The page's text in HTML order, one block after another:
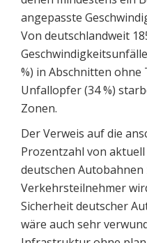
angepasste
Von deutschlandweit
%) in Abschnitten ohne
Unfallopfer (34 %)
Zonen.
Der Verweis auf die
Prozentzahl von
deutschen
Verkehrsteilnehmer
Sicherheit deutscher
wäre auch sehr